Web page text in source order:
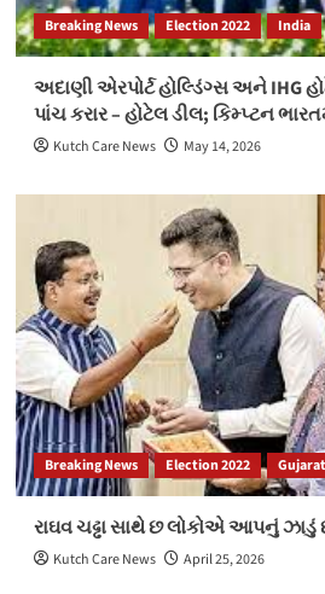
Breaking News Election 2022 India
અદાણી એરપોર્ટ હોલ્ડિંગ્સ અને IHG
પાંચ કરાર – હોટેલ ડીલ; કિમ્પ્ટન
Kutch Care News May 14, 2026
Breaking News Election 2022 Gujarat
રાઘવ ચઢ્ઢા સાથે છ લોકોએ આપનું ઝાડું
Kutch Care News April 25, 2026